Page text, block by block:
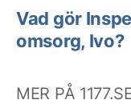
Vad gör
omsorg, Ivo?
MER PÅ